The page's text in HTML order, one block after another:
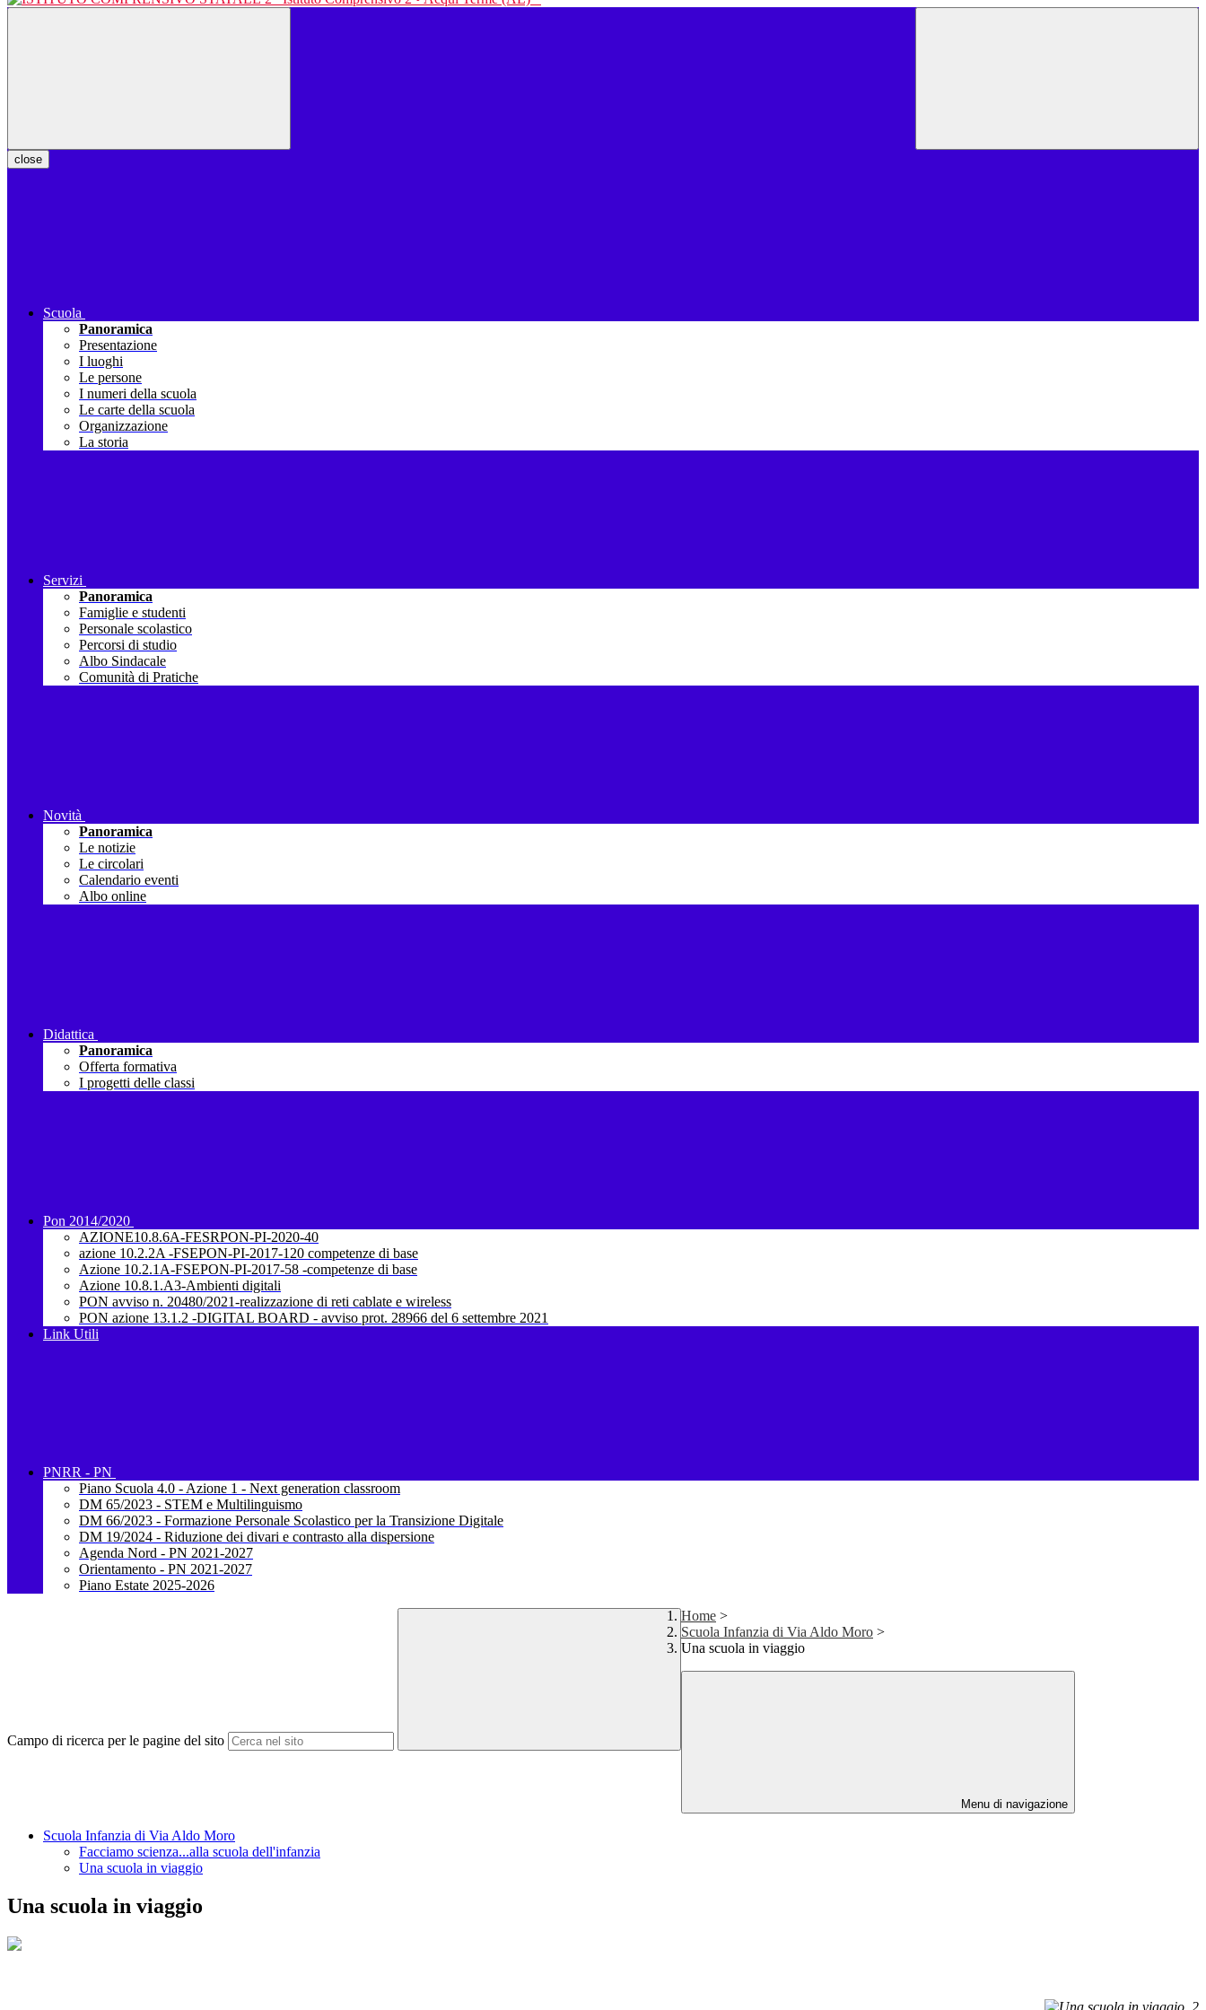
close
Scuola
Panoramica
Presentazione
I luoghi
Le persone
I numeri della scuola
Le carte della scuola
Organizzazione
La storia
Servizi
Panoramica
Famiglie e studenti
Personale scolastico
Percorsi di studio
Albo Sindacale
Comunità di Pratiche
Novità
Panoramica
Le notizie
Le circolari
Calendario eventi
Albo online
Didattica
Panoramica
Offerta formativa
I progetti delle classi
Pon 2014/2020
AZIONE10.8.6A-FESRPON-PI-2020-40
azione 10.2.2A -FSEPON-PI-2017-120 competenze di base
Azione 10.2.1A-FSEPON-PI-2017-58 -competenze di base
Azione 10.8.1.A3-Ambienti digitali
PON avviso n. 20480/2021-realizzazione di reti cablate e wireless
PON azione 13.1.2 -DIGITAL BOARD - avviso prot. 28966 del 6 settembre 2021
Link Utili
PNRR - PN
Piano Scuola 4.0 - Azione 1 - Next generation classroom
DM 65/2023 - STEM e Multilinguismo
DM 66/2023 - Formazione Personale Scolastico per la Transizione Digitale
DM 19/2024 - Riduzione dei divari e contrasto alla dispersione
Agenda Nord - PN 2021-2027
Orientamento - PN 2021-2027
Piano Estate 2025-2026
Campo di ricerca per le pagine del sito
Home >
Scuola Infanzia di Via Aldo Moro >
Una scuola in viaggio
Menu di navigazione
Scuola Infanzia di Via Aldo Moro
Facciamo scienza...alla scuola dell'infanzia
Una scuola in viaggio
Una scuola in viaggio